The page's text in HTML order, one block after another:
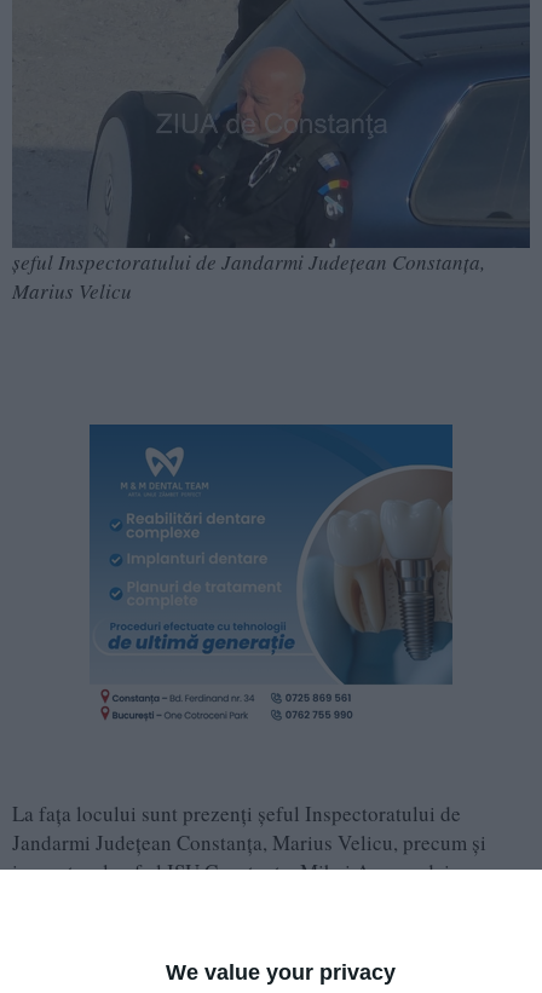
We value your privacy
șeful Inspectoratului de Jandarmi Județean Constanța,
Marius Velicu
La fața locului sunt prezenți șeful Inspectoratului de
Jandarmi Județean Constanța, Marius Velicu, precum și
inspectorul-șef al ISU Constanța, Mihai Amarandei, care